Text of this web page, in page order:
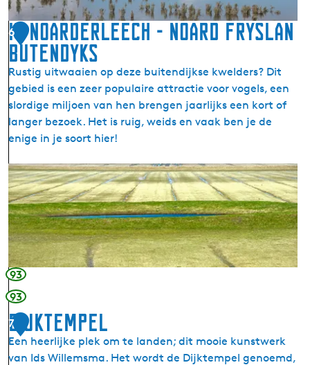
-
S
y
l
)
-
F
r
y
s
l
â
n
B
t
e
n
d
y
k
s
6
It Noarderleech - Noard Fryslan
Butendyks
Rustig uitwaaien op deze buitendijkse kwelders? Dit
gebied is een zeer populaire attractie voor vogels, een
slordige miljoen van hen brengen jaarlijks een kort of
langer bezoek. Het is ruig, weids en vaak ben je de
enige in je soort hier!
I
t
N
o
a
r
d
e
r
l
e
e
93
93
7
Dijktempel
Een heerlijke plek om te landen; dit mooie kunstwerk
van Ids Willemsma. Het wordt de Dijktempel genoemd,